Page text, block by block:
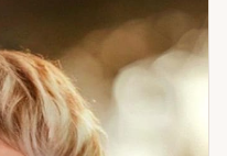
Темы: отношения;
и карьера; причины
с ощущением
что делать и куда
— это сигнал. Пора